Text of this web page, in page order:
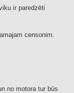
ir paredzēti
censonim.
no motora tur būs